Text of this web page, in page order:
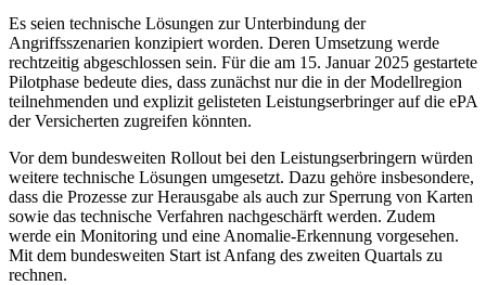
Es seien technische Lösungen zur Unterbindung der
Angriffsszenarien konzipiert worden. Deren Umsetzung werde
rechtzeitig abgeschlossen sein. Für die am 15. Januar 2025 gestartete
Pilotphase bedeute dies, dass zunächst nur die in der Modellregion
teilnehmenden und explizit gelisteten Leistungserbringer auf die ePA
der Versicherten zugreifen könnten.
Vor dem bundesweiten Rollout bei den Leistungserbringern würden
weitere technische Lösungen umgesetzt. Dazu gehöre insbesondere,
dass die Prozesse zur Herausgabe als auch zur Sperrung von Karten
sowie das technische Verfahren nachgeschärft werden. Zudem
werde ein Monitoring und eine Anomalie-Erkennung vorgesehen.
Mit dem bundesweiten Start ist Anfang des zweiten Quartals zu
rechnen.